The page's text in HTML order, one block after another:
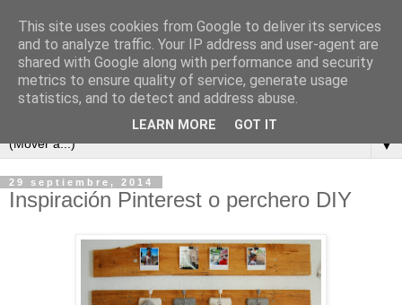
▼
29 septiembre, 2014
Inspiración Pinterest o perchero DIY
This site uses cookies from Google to deliver its services
and to analyze traffic. Your IP address and user-agent are
shared with Google along with performance and security
metrics to ensure quality of service, generate usage
statistics, and to detect and address abuse.
LEARN MORE GOT IT